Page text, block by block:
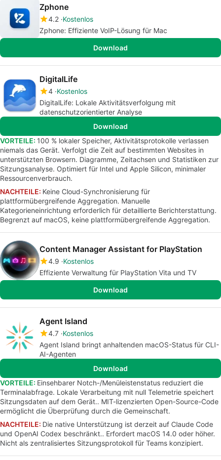
Zphone
4.2 Kostenlos
Zphone: Effiziente VoIP-Lösung für Mac
Download
DigitalLife
4 Kostenlos
DigitalLife: Lokale Aktivitätsverfolgung mit
datenschutzorientierter Analyse
Download
VORTEILE: 100 % lokaler Speicher, Aktivitätsprotokolle verlassen
niemals das Gerät. Verfolgt die Zeit auf bestimmten Websites in
unterstützten Browsern. Diagramme, Zeitachsen und Statistiken zur
Sitzungsanalyse. Optimiert für Intel und Apple Silicon, minimaler
Ressourcenverbrauch.
NACHTEILE: Keine Cloud-Synchronisierung für
plattformübergreifende Aggregation. Manuelle
Kategorieneinrichtung erforderlich für detaillierte Berichterstattung.
Begrenzt auf macOS, keine plattformübergreifende Aggregation.
Content Manager Assistant for PlayStation
4.9 Kostenlos
Effiziente Verwaltung für PlayStation Vita und TV
Download
Agent Island
4.7 Kostenlos
Agent Island bringt anhaltenden macOS-Status für CLI-
AI-Agenten
Download
VORTEILE: Einsehbarer Notch-/Menüleistenstatus reduziert die
Terminalabfrage. Lokale Verarbeitung mit null Telemetrie speichert
Sitzungsdaten auf dem Gerät.. MIT-lizenzierten Open-Source-Code
ermöglicht die Überprüfung durch die Gemeinschaft.
NACHTEILE: Die native Unterstützung ist derzeit auf Claude Code
und OpenAI Codex beschränkt.. Erfordert macOS 14.0 oder höher.
Nicht als zentralisiertes Sitzungsprotokoll für Teams konzipiert.